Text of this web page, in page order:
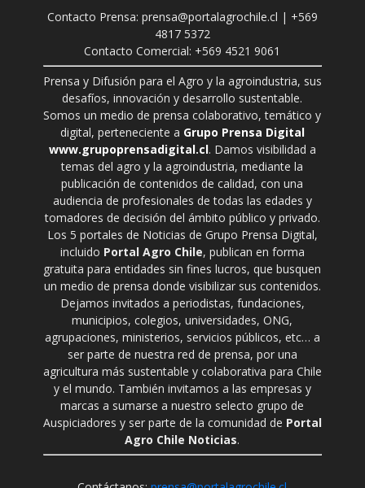
Contacto Prensa: prensa@portalagrochile.cl | +569
4817 5372
Contacto Comercial: +569 4521 9061
Prensa y Difusión para el Agro y la agroindustria, sus
desafíos, innovación y desarrollo sustentable.
Somos un medio de prensa colaborativo, temático y
digital, perteneciente a Grupo Prensa Digital
www.grupoprensadigital.cl. Damos visibilidad a
temas del agro y la agroindustria, mediante la
publicación de contenidos de calidad, con una
audiencia de profesionales de todas las edades y
tomadores de decisión del ámbito público y privado.
Los 5 portales de Noticias de Grupo Prensa Digital,
incluido Portal Agro Chile, publican en forma
gratuita para entidades sin fines lucros, que busquen
un medio de prensa donde visibilizar sus contenidos.
Dejamos invitados a periodistas, fundaciones,
municipios, colegios, universidades, ONG,
agrupaciones, ministerios, servicios públicos, etc… a
ser parte de nuestra red de prensa, por una
agricultura más sustentable y colaborativa para Chile
y el mundo. También invitamos a las empresas y
marcas a sumarse a nuestro selecto grupo de
Auspiciadores y ser parte de la comunidad de Portal
Agro Chile Noticias.